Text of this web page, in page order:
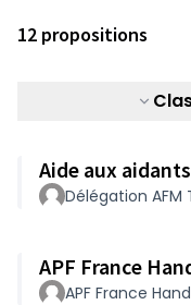
12 propositions
Aide aux
Délégation
APF France
APF France